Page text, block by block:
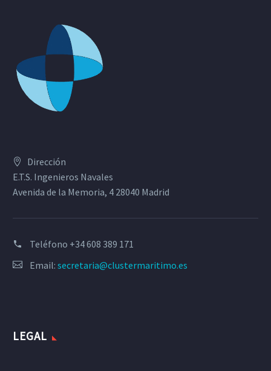
Dirección
E.T.S. Ingenieros Navales
Avenida de la Memoria, 4 28040 Madrid
Teléfono +34 608 389 171
Email: secretaria@clustermaritimo.es
LEGAL